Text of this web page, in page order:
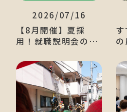
2026/07/16
【8月開催】夏採
用！就職説明会のご
の